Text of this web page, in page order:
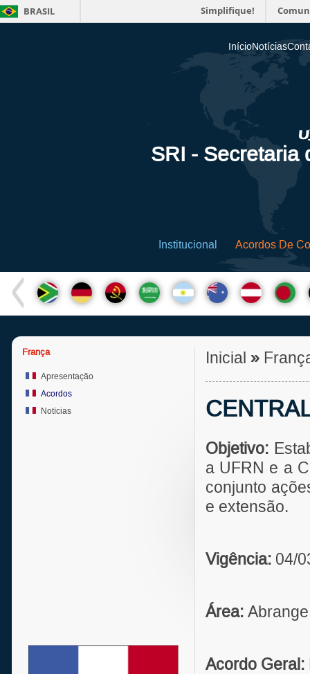
BRASIL Simplifique!
InícioNotícias
SRI - Secretaria
Institucional Acordos De
França
Apresentação
Acordos
Notícias
Inicial »
Objetivo:
a UFRN e a
conjunto
e extensão.
Vigência: 04/
Área:
Acordo Geral: